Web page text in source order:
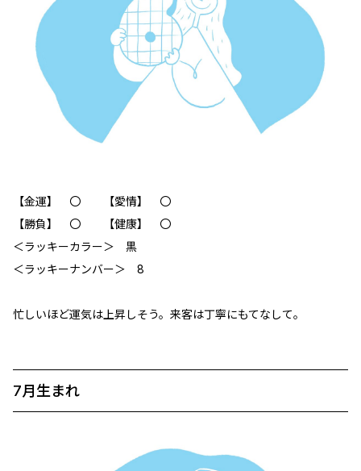
【金運】 〇 【愛情】 〇
【勝負】 〇 【健康】 〇
＜ラッキーカラー＞ 黒
＜ラッキーナンバー＞ 8
忙しいほど運気は上昇しそう。来客は丁寧にもてなして。
7月生まれ